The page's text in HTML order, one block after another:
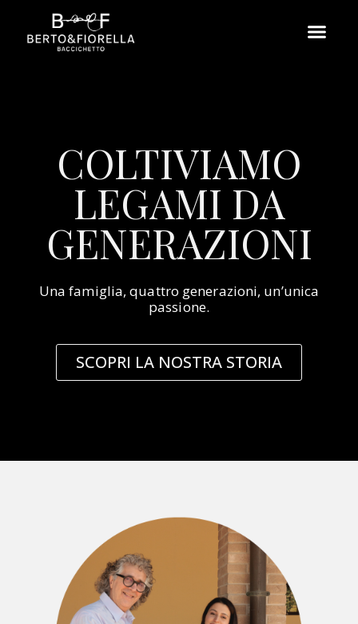
COLTIVIAMO
LEGAMI DA
GENERAZIONI
Una famiglia, quattro generazioni, un’unica
passione.
SCOPRI LA NOSTRA STORIA